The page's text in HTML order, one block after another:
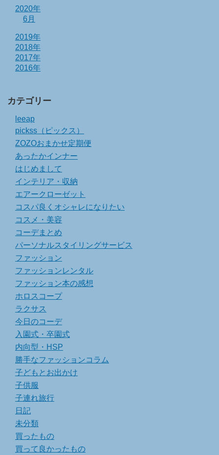
2020年
6月
2019年
2018年
2017年
2016年
カテゴリー
leeap
pickss（ピックス）
ZOZOおまかせ定期便
あったかインナー
はじめまして
インテリア・収納
エアークローゼット
コスパ良くオシャレになりたい
コスメ・美容
コーデまとめ
パーソナルスタイリングサービス
ファッション
ファッションレンタル
ファッション本の感想
ホロスコープ
ラクサス
今日のコーデ
入園式・卒園式
内向型・HSP
勝手なファッションコラム
子どもとお出かけ
子供服
子連れ旅行
日記
未分類
買ったもの
買って良かったもの